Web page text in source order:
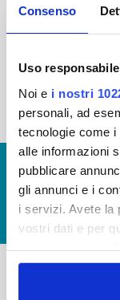
Consenso
Uso
Noi e i nostri
personali, ad
tecnologie come
alle informazioni
pubblicare
gli annunci e i
i servizi. Avete la
vostri dati e per
in cui avete
modificare o
© Copyright